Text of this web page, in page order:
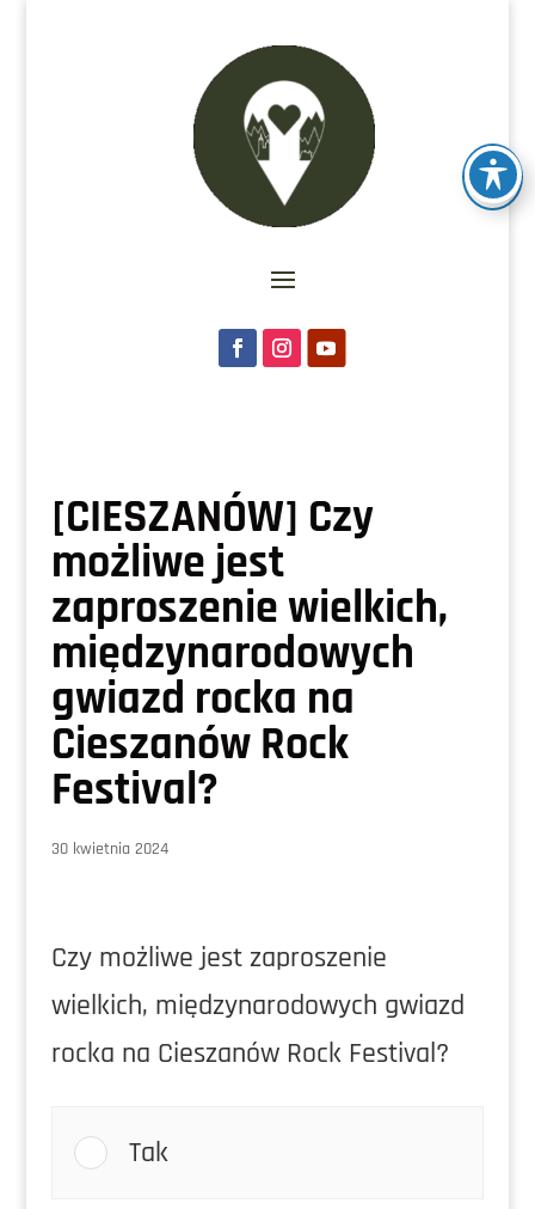
[CIESZANÓW] Czy
możliwe jest
zaproszenie wielkich,
międzynarodowych
gwiazd rocka na
Cieszanów Rock
Festival?
30 kwietnia 2024
Czy możliwe jest zaproszenie
wielkich, międzynarodowych gwiazd
rocka na Cieszanów Rock Festival?
Tak